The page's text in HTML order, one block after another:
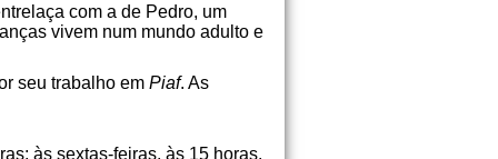
com a de Pedro, um
vivem num mundo adulto e
seu trabalho em Piaf. As
às sextas-feiras, às 15 horas.